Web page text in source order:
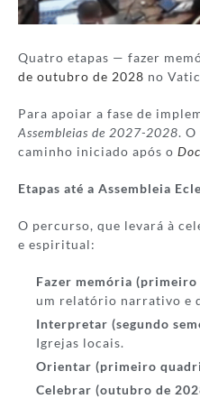
Quatro etapas — fazer
de outubro de 2028 no
Para apoiar a fase de
Assembleias de 2027-2028.
caminho iniciado após o
Etapas até a Assembleia
O percurso, que levará à
e espiritual:
Fazer memória (primeiro
um relatório narrativo e
Interpretar (segundo
Igrejas locais.
Orientar (primeiro
Celebrar (outubro de